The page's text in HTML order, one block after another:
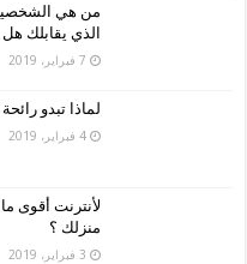
الذي يقابلك
7 فبراير، 2019
لماذا تبدو
4 فبراير، 2019
لأنترنت أقوى
منزلك ؟
3 فبراير، 2019